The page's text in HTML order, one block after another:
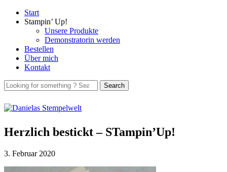
Start
Stampin’ Up!
Unsere Produkte
Demonstratorin werden
Bestellen
Über mich
Kontakt
Herzlich bestickt – STampin’Up!
3. Februar 2020